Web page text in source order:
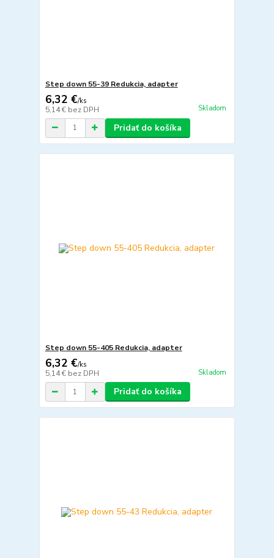
Step down 55-39 Redukcia, adapter
6,32 €/ks
5,14 € bez DPH Skladom
Pridať do košíka
Step down 55-405 Redukcia, adapter
6,32 €/ks
5,14 € bez DPH Skladom
Pridať do košíka